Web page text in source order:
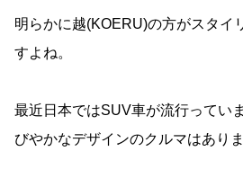
明らかに越(KOERU)の方がスタイ
すよね。
最近日本ではSUV車が流行ってい
びやかなデザインのクルマはあり